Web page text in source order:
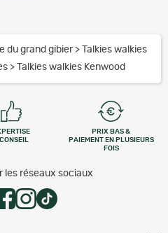
du grand gibier >
Talkies walkies
> Talkies walkies Kenwood
PRIX BAS &
PAIEMENT EN PLUSIEURS
FOIS
les réseaux sociaux